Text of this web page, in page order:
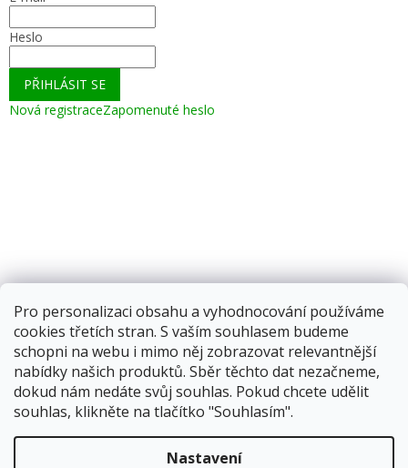
Pro personalizaci obsahu a vyhodnocování používáme
cookies třetích stran. S vaším souhlasem budeme
schopni na webu i mimo něj zobrazovat relevantnější
nabídky našich produktů. Sběr těchto dat nezačneme,
dokud nám nedáte svůj souhlas. Pokud chcete udělit
souhlas, klikněte na tlačítko "Souhlasím".
Nastavení
Heslo
PŘIHLÁSIT SE
Nová registraceZapomenuté heslo